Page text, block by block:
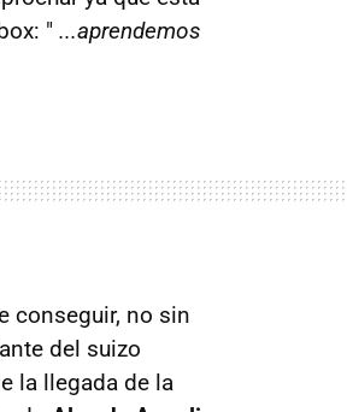
" ...aprendemos
conseguir, no sin
del suizo
la llegada de la